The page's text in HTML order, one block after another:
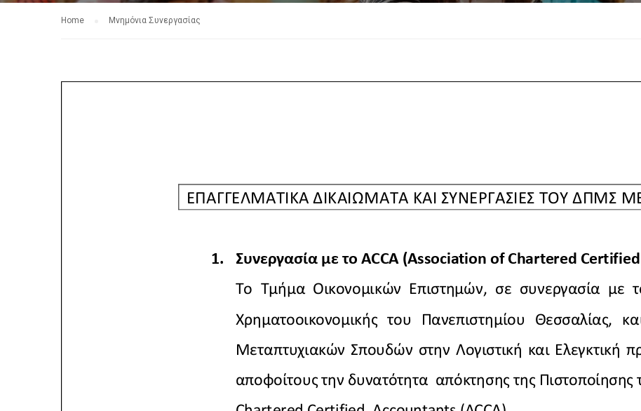
Home Μνημόνια Συνεργασίας